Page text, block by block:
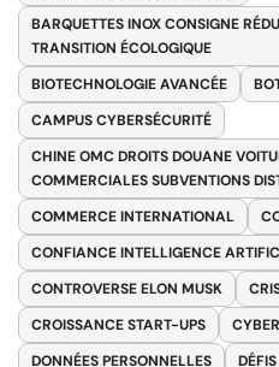
BARQUETTES INOX CONSIGNE
TRANSITION ÉCOLOGIQUE
BIOTECHNOLOGIE AVANCÉE
CAMPUS CYBERSÉCURITÉ
CHINE OMC DROITS DOUANE
COMMERCIALES SUBVENTIONS
COMMERCE INTERNATIONAL
CONFIANCE INTELLIGENCE
CONTROVERSE ELON MUSK
CROISSANCE START-UPS
DONNÉES PERSONNELLES